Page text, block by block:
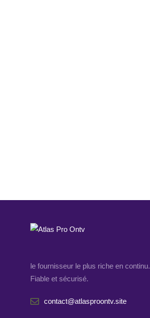
le fournisseur le plus riche en continu.
Fiable et sécurisé.
contact@atlasproontv.site